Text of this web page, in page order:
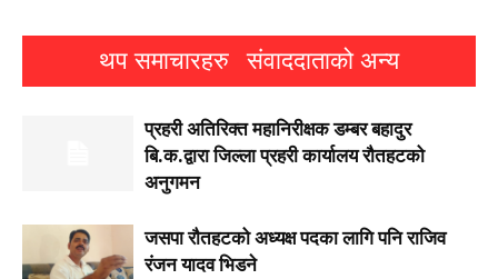
थप समाचारहरु संवाददाताको अन्य
प्रहरी अतिरिक्त महानिरीक्षक डम्बर बहादुर
बि.क.द्वारा जिल्ला प्रहरी कार्यालय रौतहटको
अनुगमन
जसपा राैतहटको अध्यक्ष पदका लागि पनि राजिव
रंजन यादव भिडने